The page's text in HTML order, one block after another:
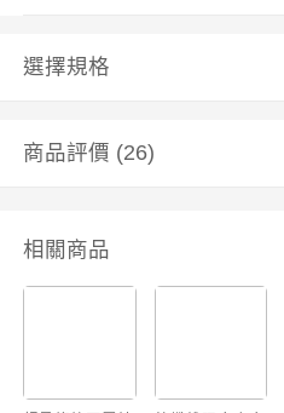
選擇規格
商品評價 (26)
相關商品